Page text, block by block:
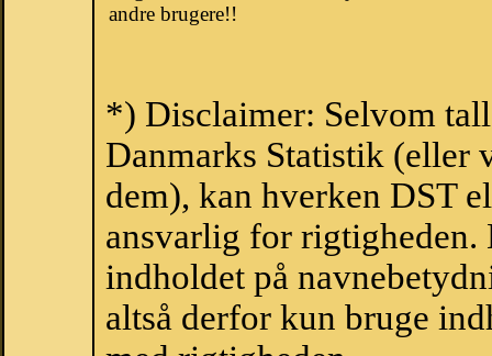
andre brugere!!
*) Disclaimer: Selvom
Danmarks Statistik (eller
dem), kan hverken DST
ansvarlig for
indholdet på
altså derfor kun bruge